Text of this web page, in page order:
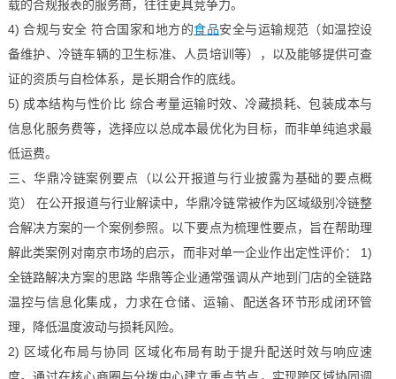
载的合规报表的服务商，往往更具竞争力。
4) 合规与安全 符合国家和地方的食品安全与运输规范（如温控设
备维护、冷链车辆的卫生标准、人员培训等），以及能够提供可查
证的资质与自检体系，是长期合作的底线。
5) 成本结构与性价比 综合考量运输时效、冷藏损耗、包装成本与
信息化服务费等，选择应以总成本最优化为目标，而非单纯追求最
低运费。
三、华鼎冷链案例要点（以公开报道与行业披露为基础的要点概
览） 在公开报道与行业解读中，华鼎冷链常被作为区域级别冷链整
合解决方案的一个案例参照。以下要点为梳理性要点，旨在帮助理
解此类案例对南京市场的启示，而非对单一企业作出定性评价： 1)
全链路解决方案的思路 华鼎等企业通常强调从产地到门店的全链路
温控与信息化集成，力求在仓储、运输、配送各环节形成闭环管
理，降低温度波动与损耗风险。
2) 区域化布局与协同 区域化布局有助于提升配送时效与响应速